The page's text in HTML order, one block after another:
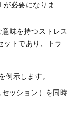
必要になりま
味を持つストレス
トであり、トラ
示します。
ッション）を同時